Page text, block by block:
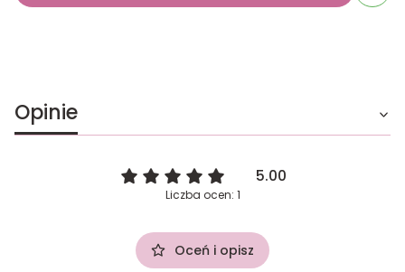
Opinie
5.00
Liczba ocen: 1
Oceń i opisz